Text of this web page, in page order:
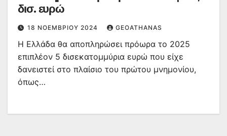
δισ. ευρώ
18 ΝΟΕΜΒΡΊΟΥ 2024 GEOATHANAS
Η Ελλάδα θα αποπληρώσει πρόωρα το 2025
επιπλέον 5 δισεκατομμύρια ευρώ που είχε
δανειστεί στο πλαίσιο του πρώτου μνημονίου,
όπως…